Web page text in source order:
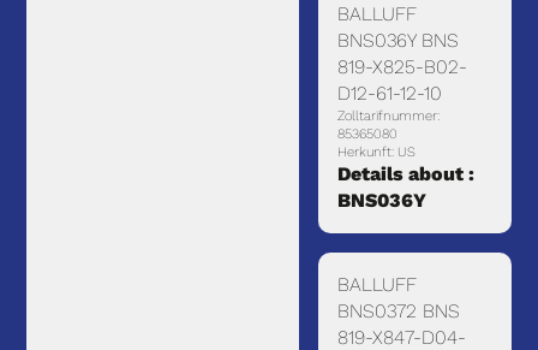
BALLUFF
BNS036Y BNS
819-X825-B02-
D12-61-12-10
Zolltarifnummer:
85365080
Herkunft: US
Details about :
BNS036Y
BALLUFF
BNS0372 BNS
819-X847-D04-